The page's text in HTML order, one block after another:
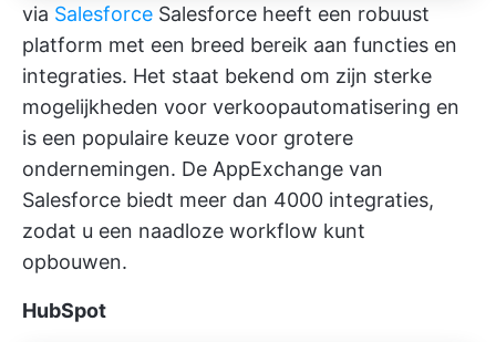
via Salesforce Salesforce heeft een robuust
platform met een breed bereik aan functies en
integraties. Het staat bekend om zijn sterke
mogelijkheden voor verkoopautomatisering en
is een populaire keuze voor grotere
ondernemingen. De AppExchange van
Salesforce biedt meer dan 4000 integraties,
zodat u een naadloze workflow kunt
opbouwen.
HubSpot